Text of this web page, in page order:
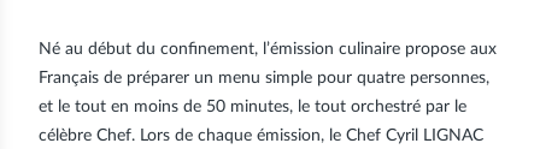
Né au début du confinement, l’émission culinaire propose aux
Français de préparer un menu simple pour quatre personnes,
et le tout en moins de 50 minutes, le tout orchestré par le
célèbre Chef. Lors de chaque émission, le Chef Cyril LIGNAC